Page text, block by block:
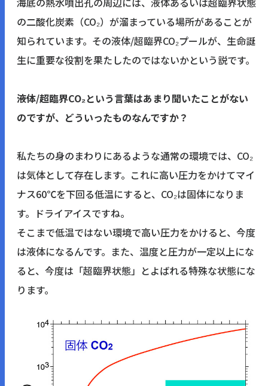
の二酸化炭素（CO₂）が溜まっている場所があることが
知られています。その液体/超臨界CO₂プールが、生命誕
生に重要な役割を果たしたのではないかという説です。
――液体/超臨界CO₂という言葉はあまり聞いたことがない
のですが、どういったものなんですか？
私たちの身のまわりにあるような通常の環境では、CO₂
は気体として存在します。これに高い圧力をかけてマイ
ナス60℃を下回る低温にすると、CO₂は固体になりま
す。ドライアイスですね。
そこまで低温ではない環境で高い圧力をかけると、今度
は液体になるんです。また、温度と圧力が一定以上にな
ると、今度は「超臨界状態」とよばれる特殊な状態にな
ります。